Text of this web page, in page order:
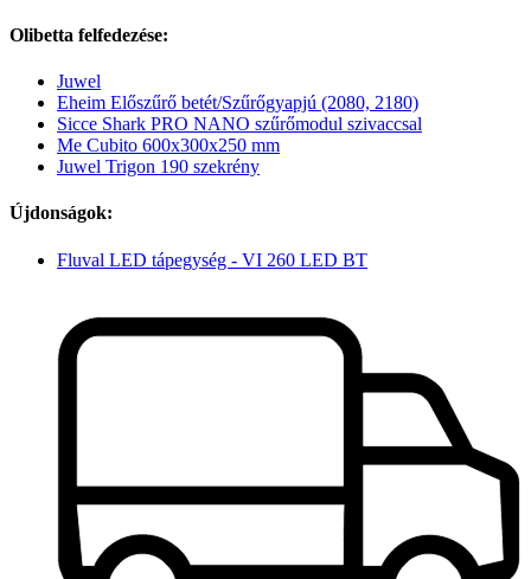
Olibetta felfedezése:
Juwel
Eheim Előszűrő betét/Szűrőgyapjú (2080, 2180)
Sicce Shark PRO NANO szűrőmodul szivaccsal
Me Cubito 600x300x250 mm
Juwel Trigon 190 szekrény
Újdonságok:
Fluval LED tápegység - VI 260 LED BT